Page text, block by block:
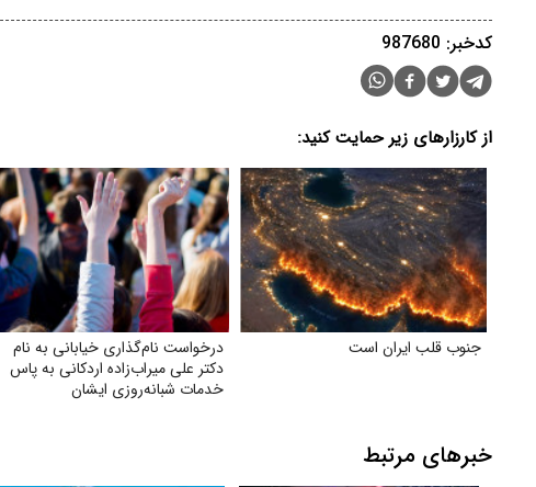
کدخبر: 987680
از کارزارهای زیر حمایت کنید:
جنوب قلب ایران است
درخواست نام‌گذاری خیابانی به نام
دکتر علی میراب‌زاده اردکانی به پاس
خدمات شبانه‌روزی ایشان
خبرهای مرتبط